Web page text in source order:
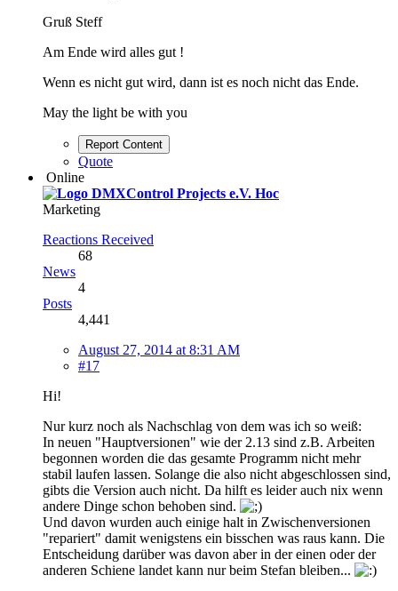
Gruß Steff
Am Ende wird alles gut !
Wenn es nicht gut wird, dann ist es noch nicht das Ende.
May the light be with you
Report Content
Quote
Online
Hoc
Marketing
Reactions Received
68
News
4
Posts
4,441
August 27, 2014 at 8:31 AM
#17
Hi!
Nur kurz noch als Nachschlag von dem was ich so weiß:
In neuen "Hauptversionen" wie der 2.13 sind z.B. Arbeiten
begonnen worden die das gesamte Programm nicht mehr
stabil laufen lassen. Solange die also nicht abgeschlossen sind,
gibts die Version auch nicht. Da hilft es leider auch nix wenn
andere Dinge schon behoben sind.
Und davon wurden auch einige halt in Zwischenversionen
"repariert" damit wenigstens ein bisschen was raus kann. Die
Entscheidung darüber was davon aber in der einen oder der
anderen Schiene landet kann nur beim Stefan bleiben...